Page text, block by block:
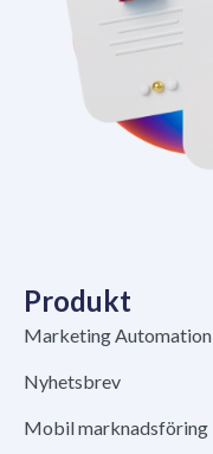
Produkt
Marketing Automation
Nyhetsbrev
Mobil marknadsföring